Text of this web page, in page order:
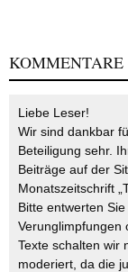
KOMMENTARE
Liebe Leser!
Wir sind dankbar
Beteiligung sehr.
Beiträge auf der
Monatszeitschrift
Bitte entwerten
Verunglimpfungen
Texte schalten wir
moderiert, da die